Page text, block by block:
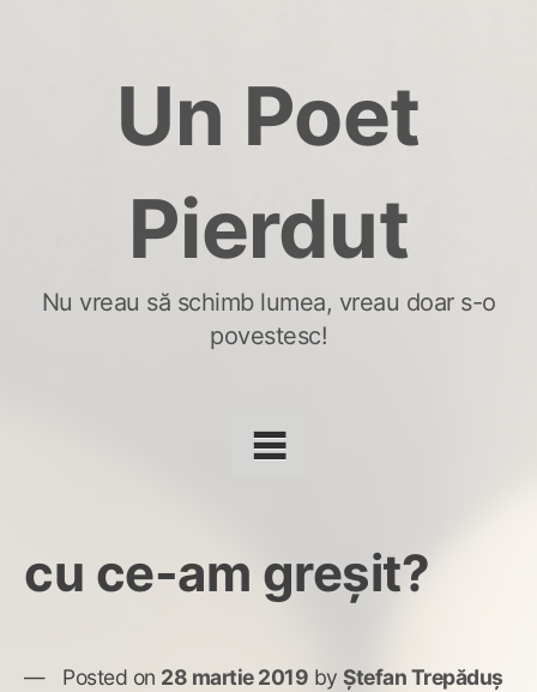
Un Poet
Pierdut
Nu vreau să schimb lumea, vreau doar s-o
povestesc!
cu ce-am greșit?
Posted on 28 martie 2019 by Ștefan Trepăduș